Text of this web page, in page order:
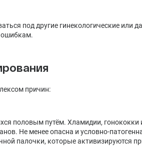
под другие гинекологические или
ошибкам.
причин:
половым путём. Хламидии, гонококки
Не менее опасна и условно-
палочки, которые активизируются